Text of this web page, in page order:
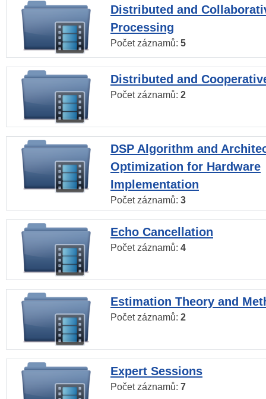
Distributed and
Processing
Počet záznamů: 5
Distributed and
Počet záznamů: 2
DSP Algorithm and
Optimization for Hardware
Implementation
Počet záznamů: 3
Echo Cancellation
Počet záznamů: 4
Estimation Theory and
Počet záznamů: 2
Expert Sessions
Počet záznamů: 7